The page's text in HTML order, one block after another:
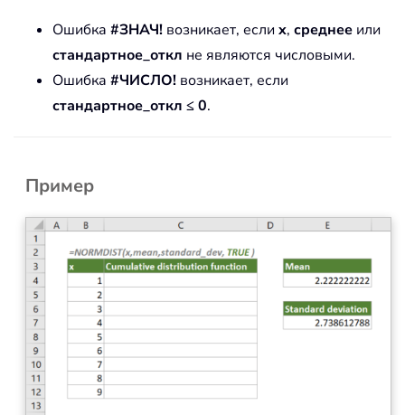
Ошибка #ЗНАЧ! возникает, если x, среднее или
стандартное_откл не являются числовыми.
Ошибка #ЧИСЛО! возникает, если
стандартное_откл ≤ 0.
Пример